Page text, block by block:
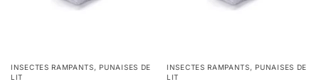
INSECTES RAMPANTS,PUNAISES DE
LIT
INSECTES RAMPANTS,PUNAISES DE
LIT